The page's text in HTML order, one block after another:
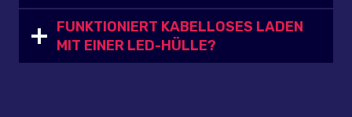
FUNKTIONIERT KABELLOSES LADEN
MIT EINER LED-HÜLLE?